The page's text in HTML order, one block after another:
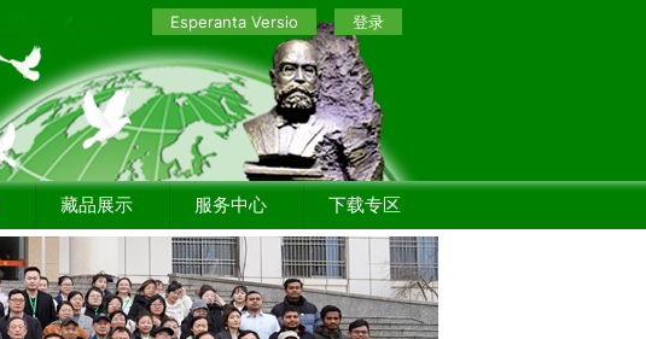
Esperanta Versio 登录
藏品展示 服务中心 下载专区